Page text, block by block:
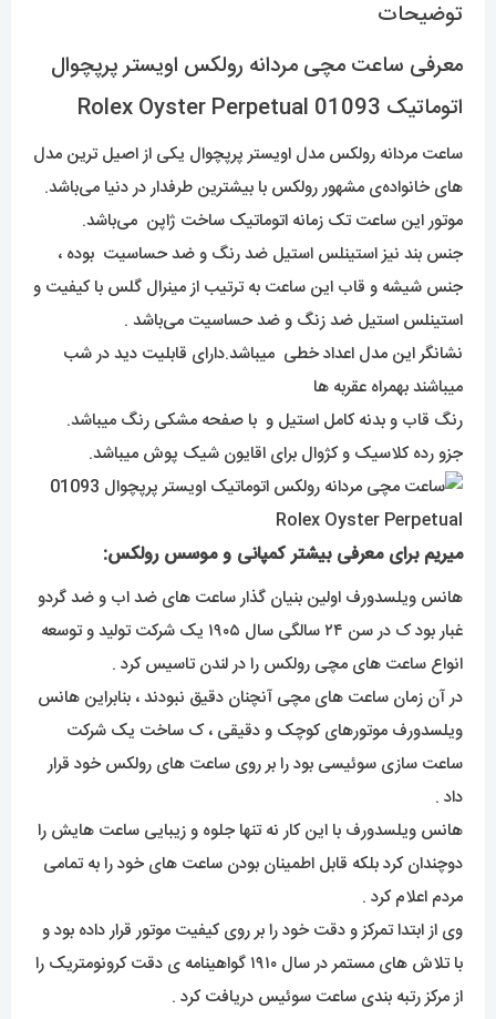
توضیحات
معرفی ساعت مچی مردانه رولکس اویستر پرپچوال
اتوماتیک 01093 Rolex Oyster Perpetual
ساعت مردانه رولکس مدل اویستر پرپچوال یکی از اصیل ترین مدل
های خانواده‌ی مشهور رولکس با بیشترین طرفدار در دنیا می‌باشد.
موتور این ساعت تک زمانه اتوماتیک ساخت ژاپن می‌باشد.
جنس بند نیز استینلس استیل ضد رنگ و ضد حساسیت بوده ،
جنس شیشه و قاب این ساعت به ترتیب از مینرال گلس با کیفیت و
استینلس استیل ضد زنگ و ضد حساسیت می‌باشد .
نشانگر این مدل اعداد خطی میباشد.دارای قابلیت دید در شب
میباشند بهمراه عقربه ها
رنگ قاب و بدنه کامل استیل و با صفحه مشکی رنگ میباشد.
جزو رده کلاسیک و کژوال برای اقایون شیک پوش میباشد.
میریم برای معرفی بیشتر کمپانی و موسس رولکس:
هانس ویلسدورف اولین بنیان گذار ساعت های ضد اب و ضد گردو
غبار بود ک در سن ۲۴ سالگی سال ۱۹۰۵ یک شرکت تولید و توسعه
انواع ساعت های مچی رولکس را در لندن تاسیس کرد .
در آن زمان ساعت های مچی آنچنان دقیق نبودند ، بنابراین هانس
ویلسدورف موتورهای کوچک و دقیقی ، ک ساخت یک شرکت
ساعت سازی سوئیسی بود را بر روی ساعت های رولکس خود قرار
داد .
هانس ویلسدورف با این کار نه تنها جلوه و زیبایی ساعت هایش را
دوچندان کرد بلکه قابل اطمینان بودن ساعت های خود را به تمامی
مردم اعلام کرد .
وی از ابتدا تمرکز و دقت خود را بر روی کیفیت موتور قرار داده بود و
با تلاش های مستمر در سال ۱۹۱۰ گواهینامه ی دقت کرونومتریک را
از مرکز رتبه بندی ساعت سوئیس دریافت کرد .